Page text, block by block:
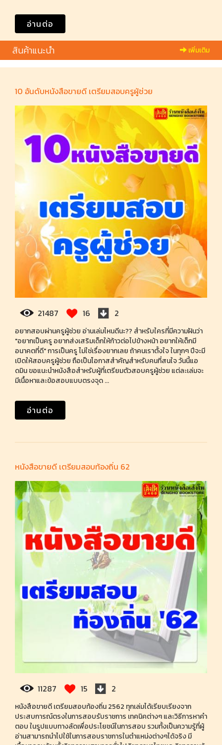
อ่านต่อ
สินค้าแนะนำ เพิ่มเติม
10 อันดับหนังสือขายดี เตรียมสอบครูผู้ช่วย
21487 16 2
อยากสอบผ่านครูผู้ช่วย อ่านเล่มไหนดีนะ?? สำหรับใครที่มีความฝันว่า
"อยากเป็นครู อยากส่งเสริมเด็กให้ก้าวต่อไปข้างหน้า อยากให้เด็กมี
อนาคตที่ดี" การเป็นครู ไม่ใช่เรื่องยากเลย ถ้าคนเราตั้งใจ ในทุกๆ ปีจะมี
เปิดให้สอบครูผู้ช่วย ถือเป็นโอกาสสำคัญสำหรับคนที่สนใจ วันนี้แอ
ดมิน ขอแนะนำหนังสือสำหรับผู้ที่เตรียมตัวสอบครูผู้ช่วย แต่ละเล่มจะ
มีเนื้อหาและข้อสอบแบบตรงจุด ...
อ่านต่อ
หนังสือขายดี เตรียมสอบท้องถิ่น 62
11287 15 2
หนังสือขายดี เตรียมสอบท้องถิ่น 2562 ทุกเล่มได้เรียบเรียงจาก
ประสบการณ์ตรงในการสอบรับราชการ เทคนิคต่างๆ และวิธีการหาคำ
ตอบ ในรูปแบบทางลัดเพื่อประโยชน์ในการสอบ รวมทั้งเป็นความรู้ที่ผู้
อ่านสามารถนำไปใช้ในการสอบราชการในตำแหน่งต่างๆได้จริง มี